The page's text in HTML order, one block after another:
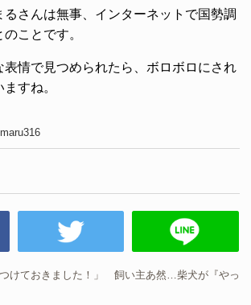
るさんは無事、インターネットで国勢調
ことです。
表情で見つめられたら、ボロボロにされ
すね。
つけておきました！」 飼い主あ然…柴犬が『やっ